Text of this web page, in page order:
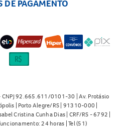
DE PAGAMENTO
CNPJ 92.665.611/0101-30 | Av. Protásio
| Porto Alegre/RS | 91310-000 |
Cristina Cunha Dias | CRF/RS - 6792 |
24 horas | Tel (51)